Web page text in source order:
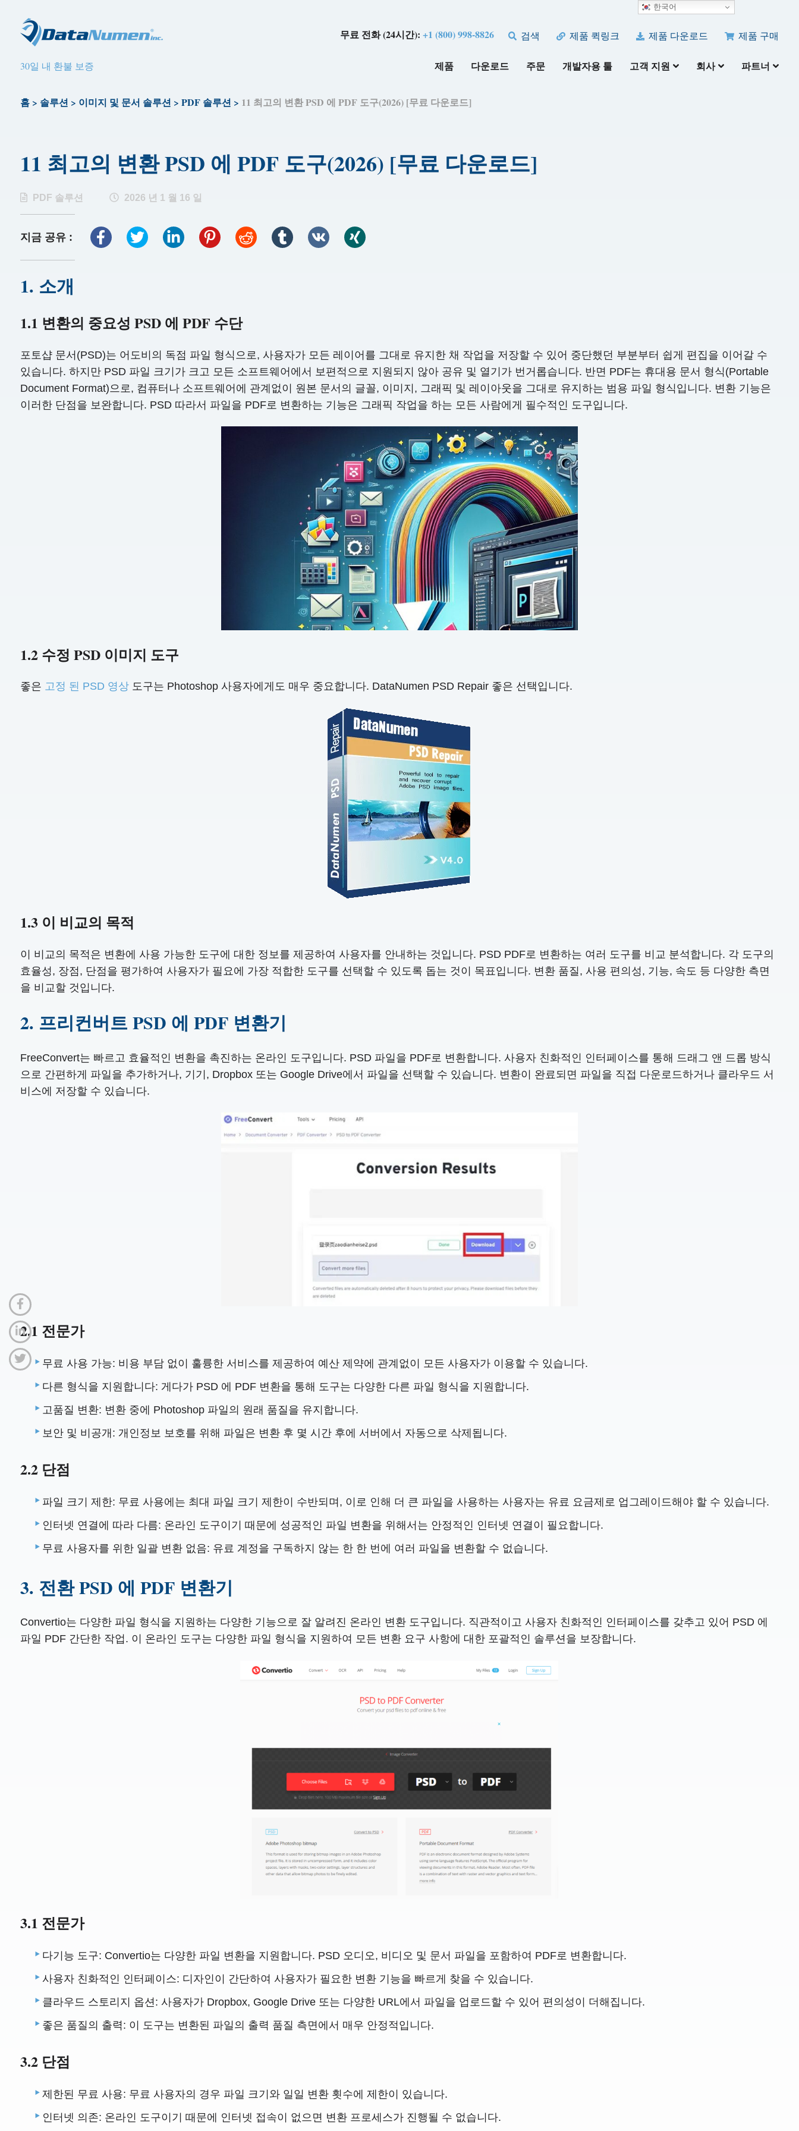
무료 전화 (24시간):+1 (800) 998-8826 검색 제품 퀵링크 제품 다운로드 제품 구매
30일 내 환불 보증 제품 다운로드 주문 개발자용 툴 고객 지원 회사 파트너
홈> 솔루션 > 이미지 및 문서 솔루션 > PDF 솔루션 > 11 최고의 변환 PSD 에 PDF 도구(2026) [무료 다운로드]
11 최고의 변환 PSD 에 PDF 도구(2026) [무료 다운로드]
PDF 솔루션 2026 년 1 월 16 일
지금 공유 :
1. 소개
1.1 변환의 중요성 PSD 에 PDF 수단
포토샵 문서(PSD)는 어도비의 독점 파일 형식으로, 사용자가 모든 레이어를 그대로 유지한 채 작업을 저장할 수 있어 중단했던 부분부터 쉽게 편집을 이어갈 수
있습니다. 하지만 PSD 파일 크기가 크고 모든 소프트웨어에서 보편적으로 지원되지 않아 공유 및 열기가 번거롭습니다. 반면 PDF는 휴대용 문서 형식(Portable
Document Format)으로, 컴퓨터나 소프트웨어에 관계없이 원본 문서의 글꼴, 이미지, 그래픽 및 레이아웃을 그대로 유지하는 범용 파일 형식입니다. 변환 기능은
이러한 단점을 보완합니다. PSD 따라서 파일을 PDF로 변환하는 기능은 그래픽 작업을 하는 모든 사람에게 필수적인 도구입니다.
1.2 수정 PSD 이미지 도구
좋은 고정 된 PSD 영상도구는 Photoshop 사용자에게도 매우 중요합니다. DataNumen PSD Repair 좋은 선택입니다.
1.3 이 비교의 목적
이 비교의 목적은 변환에 사용 가능한 도구에 대한 정보를 제공하여 사용자를 안내하는 것입니다. PSD PDF로 변환하는 여러 도구를 비교 분석합니다. 각 도구의
효율성, 장점, 단점을 평가하여 사용자가 필요에 가장 적합한 도구를 선택할 수 있도록 돕는 것이 목표입니다. 변환 품질, 사용 편의성, 기능, 속도 등 다양한 측면
을 비교할 것입니다.
2. 프리컨버트 PSD 에 PDF 변환기
FreeConvert는 빠르고 효율적인 변환을 촉진하는 온라인 도구입니다. PSD 파일을 PDF로 변환합니다. 사용자 친화적인 인터페이스를 통해 드래그 앤 드롭 방식
으로 간편하게 파일을 추가하거나, 기기, Dropbox 또는 Google Drive에서 파일을 선택할 수 있습니다. 변환이 완료되면 파일을 직접 다운로드하거나 클라우드 서
비스에 저장할 수 있습니다.
2.1 전문가
무료 사용 가능: 비용 부담 없이 훌륭한 서비스를 제공하여 예산 제약에 관계없이 모든 사용자가 이용할 수 있습니다.
다른 형식을 지원합니다: 게다가 PSD 에 PDF 변환을 통해 도구는 다양한 다른 파일 형식을 지원합니다.
고품질 변환: 변환 중에 Photoshop 파일의 원래 품질을 유지합니다.
보안 및 비공개: 개인정보 보호를 위해 파일은 변환 후 몇 시간 후에 서버에서 자동으로 삭제됩니다.
2.2 단점
파일 크기 제한: 무료 사용에는 최대 파일 크기 제한이 수반되며, 이로 인해 더 큰 파일을 사용하는 사용자는 유료 요금제로 업그레이드해야 할 수 있습니다.
인터넷 연결에 따라 다름: 온라인 도구이기 때문에 성공적인 파일 변환을 위해서는 안정적인 인터넷 연결이 필요합니다.
무료 사용자를 위한 일괄 변환 없음: 유료 계정을 구독하지 않는 한 한 번에 여러 파일을 변환할 수 없습니다.
3. 전환 PSD 에 PDF 변환기
Convertio는 다양한 파일 형식을 지원하는 다양한 기능으로 잘 알려진 온라인 변환 도구입니다. 직관적이고 사용자 친화적인 인터페이스를 갖추고 있어 PSD 에
파일 PDF 간단한 작업. 이 온라인 도구는 다양한 파일 형식을 지원하여 모든 변환 요구 사항에 대한 포괄적인 솔루션을 보장합니다.
3.1 전문가
다기능 도구: Convertio는 다양한 파일 변환을 지원합니다. PSD 오디오, 비디오 및 문서 파일을 포함하여 PDF로 변환합니다.
사용자 친화적인 인터페이스: 디자인이 간단하여 사용자가 필요한 변환 기능을 빠르게 찾을 수 있습니다.
클라우드 스토리지 옵션: 사용자가 Dropbox, Google Drive 또는 다양한 URL에서 파일을 업로드할 수 있어 편의성이 더해집니다.
좋은 품질의 출력: 이 도구는 변환된 파일의 출력 품질 측면에서 매우 안정적입니다.
3.2 단점
제한된 무료 사용: 무료 사용자의 경우 파일 크기와 일일 변환 횟수에 제한이 있습니다.
인터넷 의존: 온라인 도구이기 때문에 인터넷 접속이 없으면 변환 프로세스가 진행될 수 없습니다.
한국어